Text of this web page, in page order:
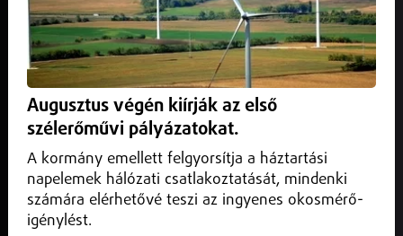
be a francia minisztériumokban
2026. június 22.Külföld
Az ellenőrzések egy szélesebb drogellenes
Augusztus végén kiírják az első
szélerőművi pályázatokat.
A kormány emellett felgyorsítja a háztartási
napelemek hálózati csatlakoztatását, mindenki
számára elérhetővé teszi az ingyenes okosmérő-
igénylést.